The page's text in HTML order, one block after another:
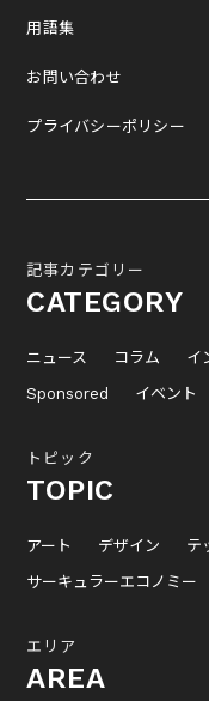
用語集
お問い合わせ
プライバシーポリシー
記事カテゴリー
CATEGORY
ニュース コラム イ
Sponsored
イベント
トピック
TOPIC
アート デザイン テ
サーキュラーエコノミー
エリア
AREA